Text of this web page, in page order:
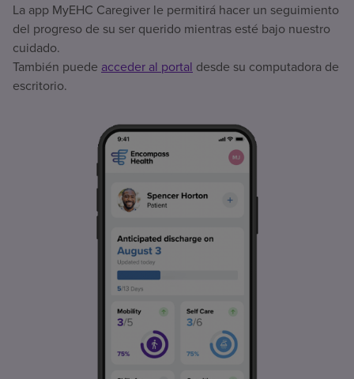
La app MyEHC Caregiver le permitirá hacer un seguimiento
del progreso de su ser querido mientras esté bajo nuestro
cuidado.
También puede acceder al portal desde su computadora de
escritorio.